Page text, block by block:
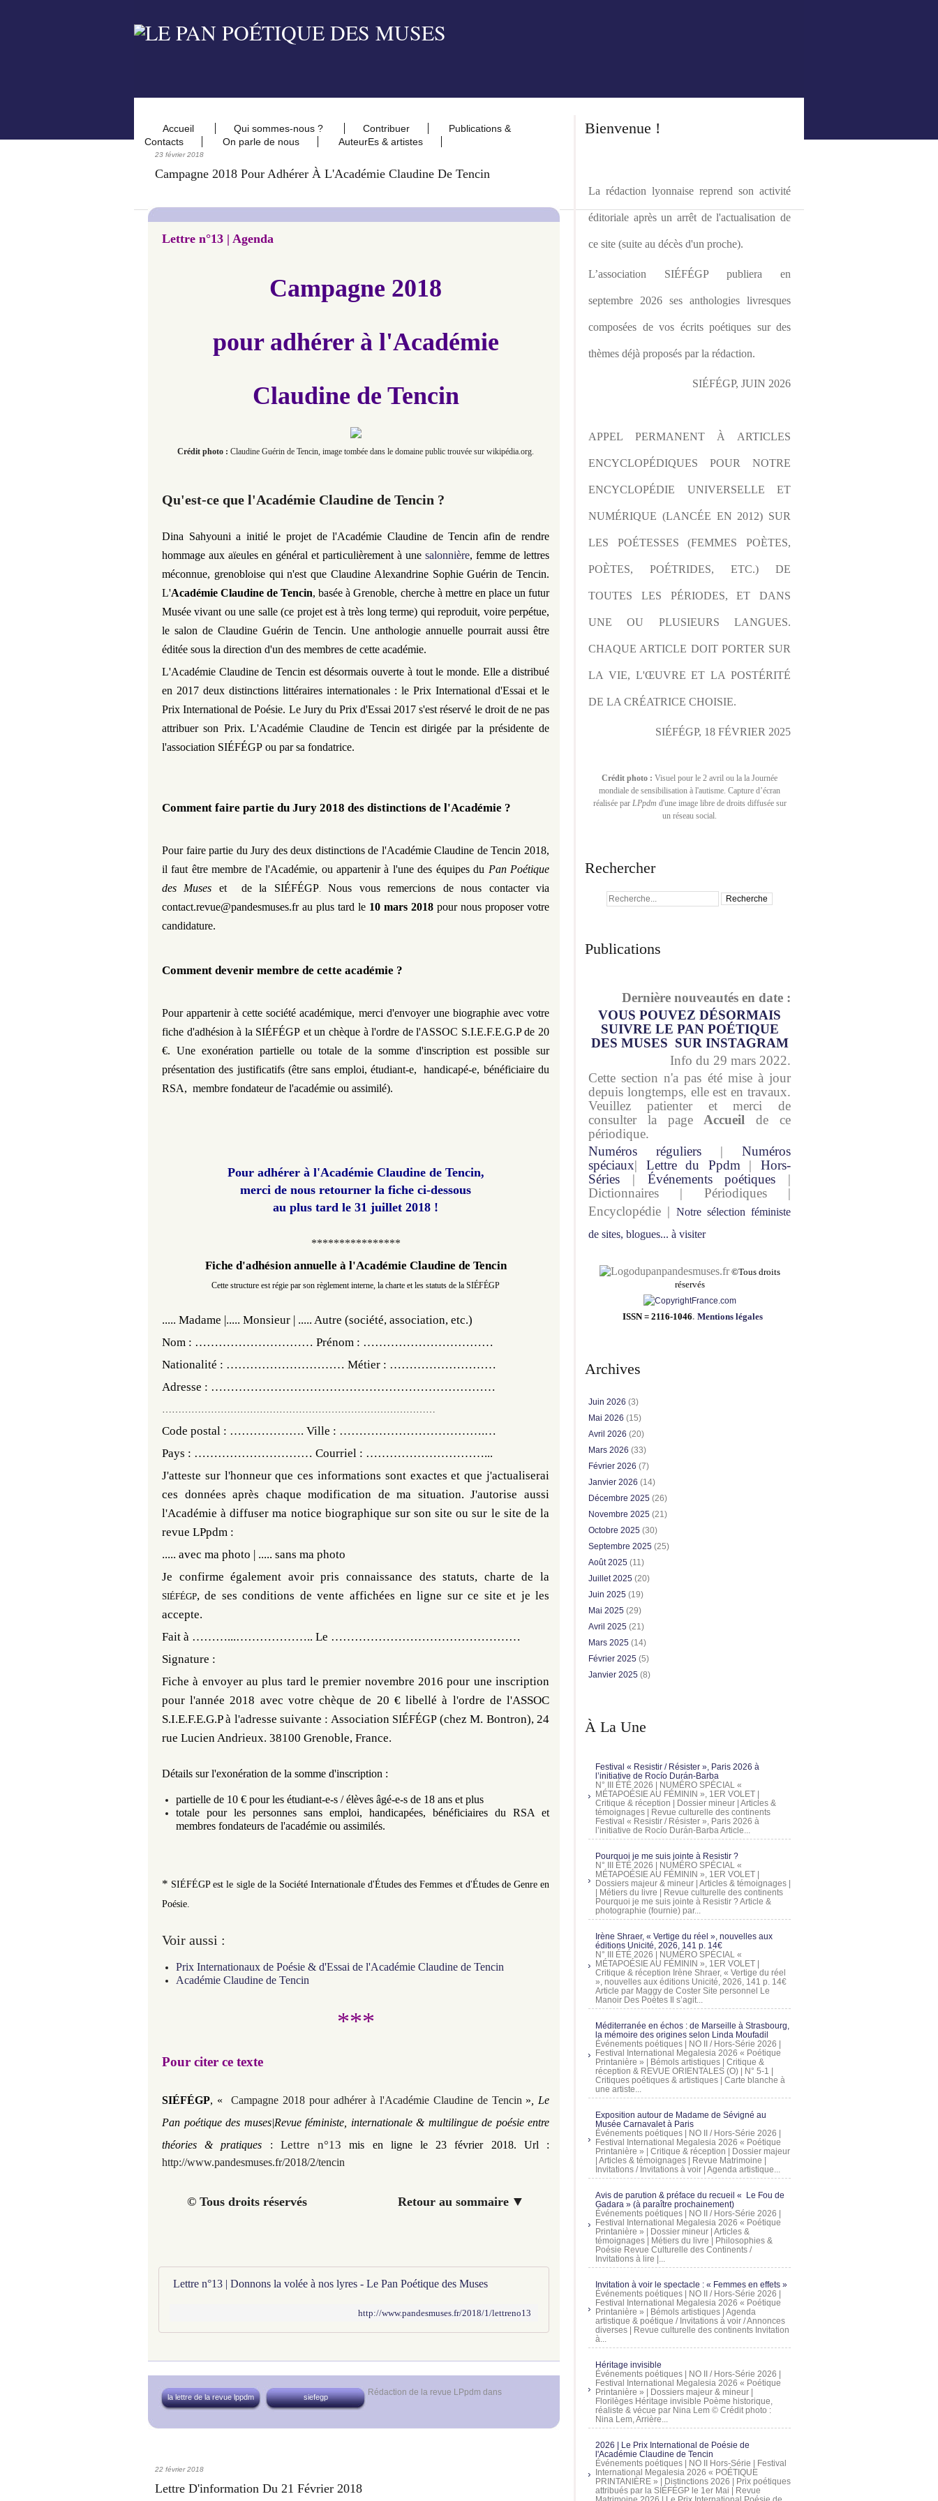
Accueil Qui sommes-nous ? Contribuer
Publications &
Contacts
On parle de nous AuteurEs & artistes
23 février 2018
Campagne 2018 Pour Adhérer À L'Académie Claudine De Tencin
Lettre n°13 | Agenda
Campagne 2018
pour adhérer à l'Académie
Claudine de Tencin
Crédit photo : Claudine Guérin de Tencin, image tombée dans le domaine public trouvée sur wikipédia.org.
Qu'est-ce que l'Académie Claudine de Tencin ?
Dina Sahyouni a initié le projet de l'Académie Claudine de Tencin afin de rendre
hommage aux aïeules en général et particulièrement à une salonnière, femme de lettres
méconnue, grenobloise qui n'est que Claudine Alexandrine Sophie Guérin de Tencin.
L'Académie Claudine de Tencin, basée à Grenoble, cherche à mettre en place un futur
Musée vivant ou une salle (ce projet est à très long terme) qui reproduit, voire perpétue,
le salon de Claudine Guérin de Tencin. Une anthologie annuelle pourrait aussi être
éditée sous la direction d'un des membres de cette académie.
L'Académie Claudine de Tencin est désormais ouverte à tout le monde. Elle a distribué
en 2017 deux distinctions littéraires internationales : le Prix International d'Essai et le
Prix International de Poésie. Le Jury du Prix d'Essai 2017 s'est réservé le droit de ne pas
attribuer son Prix. L'Académie Claudine de Tencin est dirigée par la présidente de
l'association SIÉFÉGP ou par sa fondatrice.
Comment faire partie du Jury 2018 des distinctions de l'Académie ?
Pour faire partie du Jury des deux distinctions de l'Académie Claudine de Tencin 2018,
il faut être membre de l'Académie, ou appartenir à l'une des équipes du Pan Poétique
des Muses et de la SIÉFÉGP.
Nous vous remercions de nous contacter via
contact.revue@pandesmuses.fr au plus tard le 10 mars 2018 pour nous proposer votre
candidature.
Comment devenir membre de cette académie ?
Pour appartenir à cette société académique, merci d'envoyer une biographie avec votre
fiche d'adhésion à la SIÉFÉGP et un chèque à l'ordre de l'ASSOC S.I.E.F.E.G.P de 20
€. Une exonération partielle ou totale de la somme d'inscription est possible sur
présentation des justificatifs (être sans emploi, étudiant-e, handicapé-e, bénéficiaire du
RSA, membre fondateur de l'académie ou assimilé).
Pour adhérer à l'Académie Claudine de Tencin,
merci de nous retourner la fiche ci-dessous
au plus tard le 31 juillet 2018 !
****************
Fiche d'adhésion annuelle à l'Académie Claudine de Tencin
Cette structure est régie par son règlement interne, la charte et les statuts de la SIÉFÉGP
..... Madame |..... Monsieur | ..... Autre (société, association, etc.)
Nom : ………………………… Prénom : ……………………………
Nationalité : ………………………… Métier : ………………………
Adresse : ………………………………………………………………
…………………………………………………………………………
Code postal : ………………. Ville : ……………………………….…
Pays : ………………………… Courriel : …………………………...
J'atteste sur l'honneur que ces informations sont exactes et que j'actualiserai
ces données après chaque modification de ma situation. J'autorise aussi
l'Académie à diffuser ma notice biographique sur son site ou sur le site de la
revue LPpdm :
..... avec ma photo | ..... sans ma photo
Je confirme également avoir pris connaissance des statuts, charte de la
SIÉFÉGP, de ses conditions de vente affichées en ligne sur ce siteet je les
accepte.
Fait à ………...……………….. Le …………………………………………
Signature :
Fiche à envoyer au plus tard le premier novembre 2016 pour une inscription
pour l'année 2018 avec votre chèque de 20 € libellé à l'ordre de l'ASSOC
S.I.E.F.E.G.P à l'adresse suivante : Association SIÉFÉGP(chez M. Bontron), 24
rue Lucien Andrieux. 38100 Grenoble, France.
Détails sur l'exonération de la somme d'inscription :
partielle de 10 € pour les étudiant-e-s / élèves âgé-e-s de 18 ans et plus
totale pour les personnes sans emploi, handicapées, bénéficiaires du RSA et
membres fondateurs de l'académie ou assimilés.
* SIÉFÉGP est le sigle de la Société Internationale d'Études des Femmes et d'Étudesde Genre en
Poésie.
Voir aussi :
Prix Internationaux de Poésie & d'Essai de l'Académie Claudine de Tencin
Académie Claudine de Tencin
***
Pour citer ce texte
SIÉFÉGP, « Campagne 2018 pour adhérer à l'Académie Claudine de Tencin »
Le
Pan poétique des muses|Revue féministe, internationale & multilingue de poésie entre
théories & pratiques : Lettre n°13mis en ligne le 23 février 2018. Url :
http://www.pandesmuses.fr/2018/2/tencin
© Tous droits réservés Retour au sommaire ▼
Lettre n°13 | Donnons la volée à nos lyres - Le Pan Poétique des Muses
http://www.pandesmuses.fr/2018/1/lettreno13
Rédaction de la revue LPpdm dans
la lettre de la revue lppdm siefegp
22 février 2018
Lettre D'information Du 21 Février 2018
Bienvenue !
La rédaction lyonnaise reprend son activité
éditoriale après un arrêt de l'actualisation de
ce site (suite au décès d'un proche).
L’association SIÉFÉGP publiera en
septembre 2026 ses anthologies livresques
composées de vos écrits poétiques sur des
thèmes déjà proposés par la rédaction.
SIÉFÉGP, JUIN 2026
APPEL PERMANENT À ARTICLES
ENCYCLOPÉDIQUES POUR NOTRE
ENCYCLOPÉDIE UNIVERSELLE ET
NUMÉRIQUE (LANCÉE EN 2012) SUR
LES POÉTESSES (FEMMES POÈTES,
POÈTES, POÉTRIDES, ETC.) DE
TOUTES LES PÉRIODES, ET DANS
UNE OU PLUSIEURS LANGUES.
CHAQUE ARTICLE DOIT PORTER SUR
LA VIE, L'ŒUVRE ET LA POSTÉRITÉ
DE LA CRÉATRICE CHOISIE.
SIÉFÉGP, 18 FÉVRIER 2025
Crédit photo : Visuel pour le 2 avril ou la la Journée
mondiale de sensibilisation à l'autisme. Capture d’écran
réalisée par LPpdm d'une image libre de droits diffusée sur
un réseau social.
Rechercher
Publications
Dernière nouveautés en date :
VOUS POUVEZ DÉSORMAIS
SUIVRE LE PAN POÉTIQUE
DES MUSES SUR INSTAGRAM
Info du 29 mars 2022.
Cette section n'a pas été mise à jour
depuis longtemps, elle est en travaux.
Veuillez patienter et merci de
consulter la page Accueil de ce
périodique.
Numéros réguliers | Numéros
spéciaux| Lettre du Ppdm |Hors-
Séries | Événements poétiques |
Dictionnaires | Périodiques |
Encyclopédie | Notre sélection féministe
de sites, blogues... à visiter
pandesmuses.fr ©Tous droits
réservés
ISSN = 2116-1046. Mentions légales
Archives
Juin 2026 (3)
Mai 2026 (15)
Avril 2026 (20)
Mars 2026 (33)
Février 2026 (7)
Janvier 2026 (14)
Décembre 2025 (26)
Novembre 2025 (21)
Octobre 2025 (30)
Septembre 2025 (25)
Août 2025 (11)
Juillet 2025 (20)
Juin 2025 (19)
Mai 2025 (29)
Avril 2025 (21)
Mars 2025 (14)
Février 2025 (5)
Janvier 2025 (8)
À La Une
Festival « Resistir / Résister », Paris 2026 à
l’initiative de Rocío Durán-Barba
N° III ÉTÉ 2026 | NUMÉRO SPÉCIAL «
MÉTAPOÉSIE AU FÉMININ », 1ER VOLET |
Critique & réception | Dossier mineur | Articles &
témoignages | Revue culturelle des continents
Festival « Resistir / Résister », Paris 2026 à
l’initiative de Rocío Durán-Barba Article...
Pourquoi je me suis jointe à Resistir ?
N° III ÉTÉ 2026 | NUMÉRO SPÉCIAL «
MÉTAPOÉSIE AU FÉMININ », 1ER VOLET |
Dossiers majeur & mineur | Articles & témoignages |
| Métiers du livre | Revue culturelle des continents
Pourquoi je me suis jointe à Resistir ? Article &
photographie (fournie) par...
Irène Shraer, « Vertige du réel », nouvelles aux
éditions Unicité, 2026, 141 p. 14€
N° III ÉTÉ 2026 | NUMÉRO SPÉCIAL «
MÉTAPOÉSIE AU FÉMININ », 1ER VOLET |
Critique & réception Irène Shraer, « Vertige du réel
», nouvelles aux éditions Unicité, 2026, 141 p. 14€
Article par Maggy de Coster Site personnel Le
Manoir Des Poètes Il s’agit...
Méditerranée en échos : de Marseille à Strasbourg,
la mémoire des origines selon Linda Moufadil
Événements poétiques | NO II / Hors-Série 2026 |
Festival International Megalesia 2026 « Poétique
Printanière » | Bémols artistiques | Critique &
réception & REVUE ORIENTALES (O) | N° 5-1 |
Critiques poétiques & artistiques | Carte blanche à
une artiste...
Exposition autour de Madame de Sévigné au
Musée Carnavalet à Paris
Événements poétiques | NO II / Hors-Série 2026 |
Festival International Megalesia 2026 « Poétique
Printanière » | Critique & réception | Dossier majeur
| Articles & témoignages | Revue Matrimoine |
Invitations / Invitations à voir | Agenda artistique...
Avis de parution & préface du recueil « Le Fou de
Gadara » (à paraître prochainement)
Événements poétiques | NO II / Hors-Série 2026 |
Festival International Megalesia 2026 « Poétique
Printanière » | Dossier mineur | Articles &
témoignages | Métiers du livre | Philosophies &
Poésie Revue Culturelle des Continents /
Invitations à lire |...
Invitation à voir le spectacle : « Femmes en effets »
Événements poétiques | NO II / Hors-Série 2026 |
Festival International Megalesia 2026 « Poétique
Printanière » | Bémols artistiques | Agenda
artistique & poétique / Invitations à voir / Annonces
diverses | Revue culturelle des continents Invitation
à...
Héritage invisible
Événements poétiques | NO II / Hors-Série 2026 |
Festival International Megalesia 2026 « Poétique
Printanière » | Dossiers majeur & mineur |
Florilèges Héritage invisible Poème historique,
réaliste & vécue par Nina Lem © Crédit photo :
Nina Lem, Arrière...
2026 | Le Prix International de Poésie de
l'Académie Claudine de Tencin
Événements poétiques | NO II Hors-Série | Festival
International Megalesia 2026 « POÉTIQUE
PRINTANIÈRE » | Distinctions 2026 | Prix poétiques
attribués par la SIÉFÉGP le 1er Mai | Revue